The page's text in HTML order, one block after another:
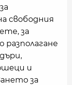
свободния
за
разполагане
и
за